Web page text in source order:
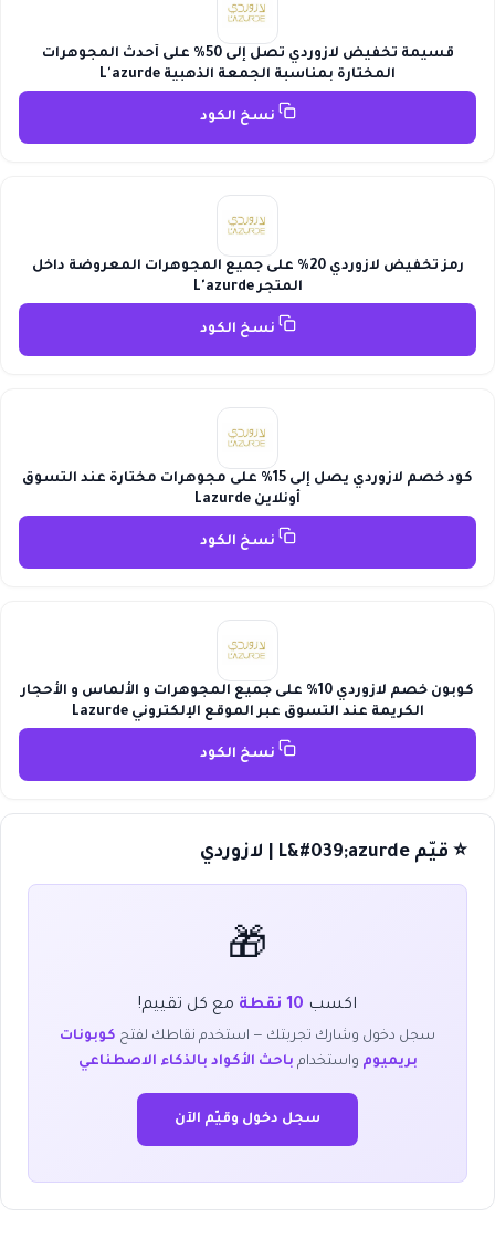
قسيمة تخفيض لازوردي تصل إلى 50% على أحدث المجوهرات
المختارة بمناسبة الجمعة الذهبية L'azurde
نسخ الكود
رمز تخفيض لازوردي 20% على جميع المجوهرات المعروضة داخل
المتجر L'azurde
نسخ الكود
كود خصم لازوردي يصل إلى 15% على مجوهرات مختارة عند التسوق
أونلاين Lazurde
نسخ الكود
كوبون خصم لازوردي 10% على جميع المجوهرات و الألماس و الأحجار
الكريمة عند التسوق عبر الموقع الإلكتروني Lazurde
نسخ الكود
⭐ قيّم L&#039;azurde | لازوردي
🎁
اكسب 10 نقطة مع كل تقييم!
سجل دخول وشارك تجربتك — استخدم نقاطك لفتح كوبونات
بريميوم واستخدام باحث الأكواد بالذكاء الاصطناعي
سجل دخول وقيّم الآن